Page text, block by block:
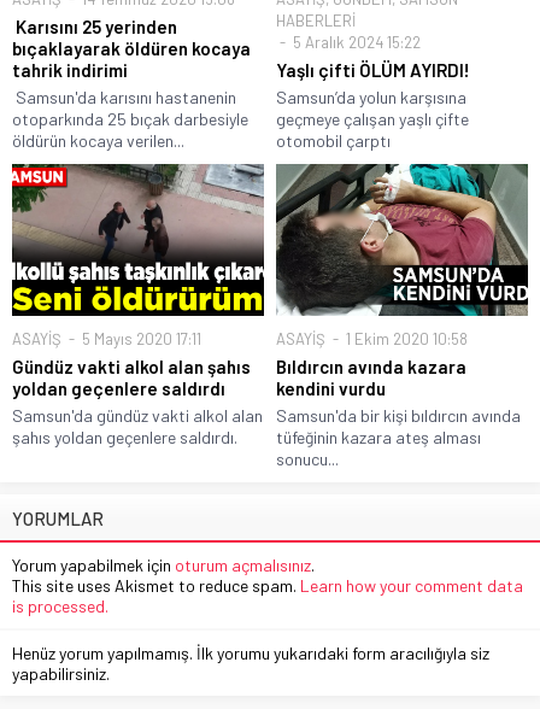
Karısını 25 yerinden
bıçaklayarak öldüren kocaya
tahrik indirimi
Samsun'da karısını hastanenin
otoparkında 25 bıçak darbesiyle
öldürün kocaya verilen...
HABERLERİ
5 Aralık 2024 15:22
Yaşlı çifti ÖLÜM AYIRDI!
Samsun’da yolun karşısına
geçmeye çalışan yaşlı çifte
otomobil çarptı
ASAYİŞ 5 Mayıs 2020 17:11
Gündüz vakti alkol alan şahıs
yoldan geçenlere saldırdı
Samsun'da gündüz vakti alkol alan
şahıs yoldan geçenlere saldırdı.
ASAYİŞ 1 Ekim 2020 10:58
Bıldırcın avında kazara
kendini vurdu
Samsun'da bir kişi bıldırcın avında
tüfeğinin kazara ateş alması
sonucu...
YORUMLAR
Yorum yapabilmek için oturum açmalısınız.
This site uses Akismet to reduce spam. Learn how your comment data
is processed.
Henüz yorum yapılmamış. İlk yorumu yukarıdaki form aracılığıyla siz
yapabilirsiniz.